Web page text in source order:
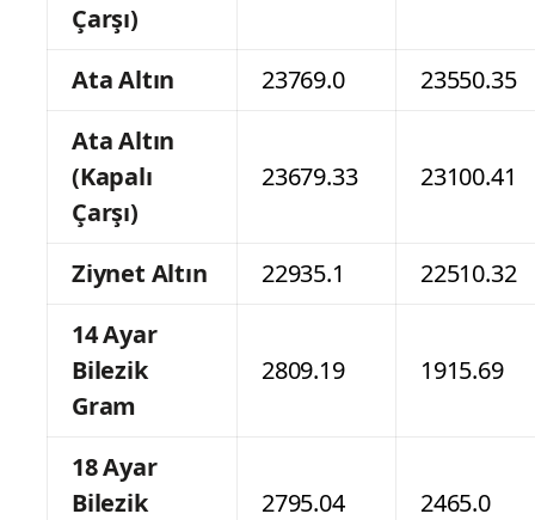
Çarşı)
Ata Altın 23769.0
23550.35
Ata Altın
(Kapalı
Çarşı)
23679.33 23100.41
Ziynet Altın 22935.1
22510.32
14 Ayar
Bilezik
Gram
2809.19 1915.69
18 Ayar
Bilezik
2795.04 2465.0